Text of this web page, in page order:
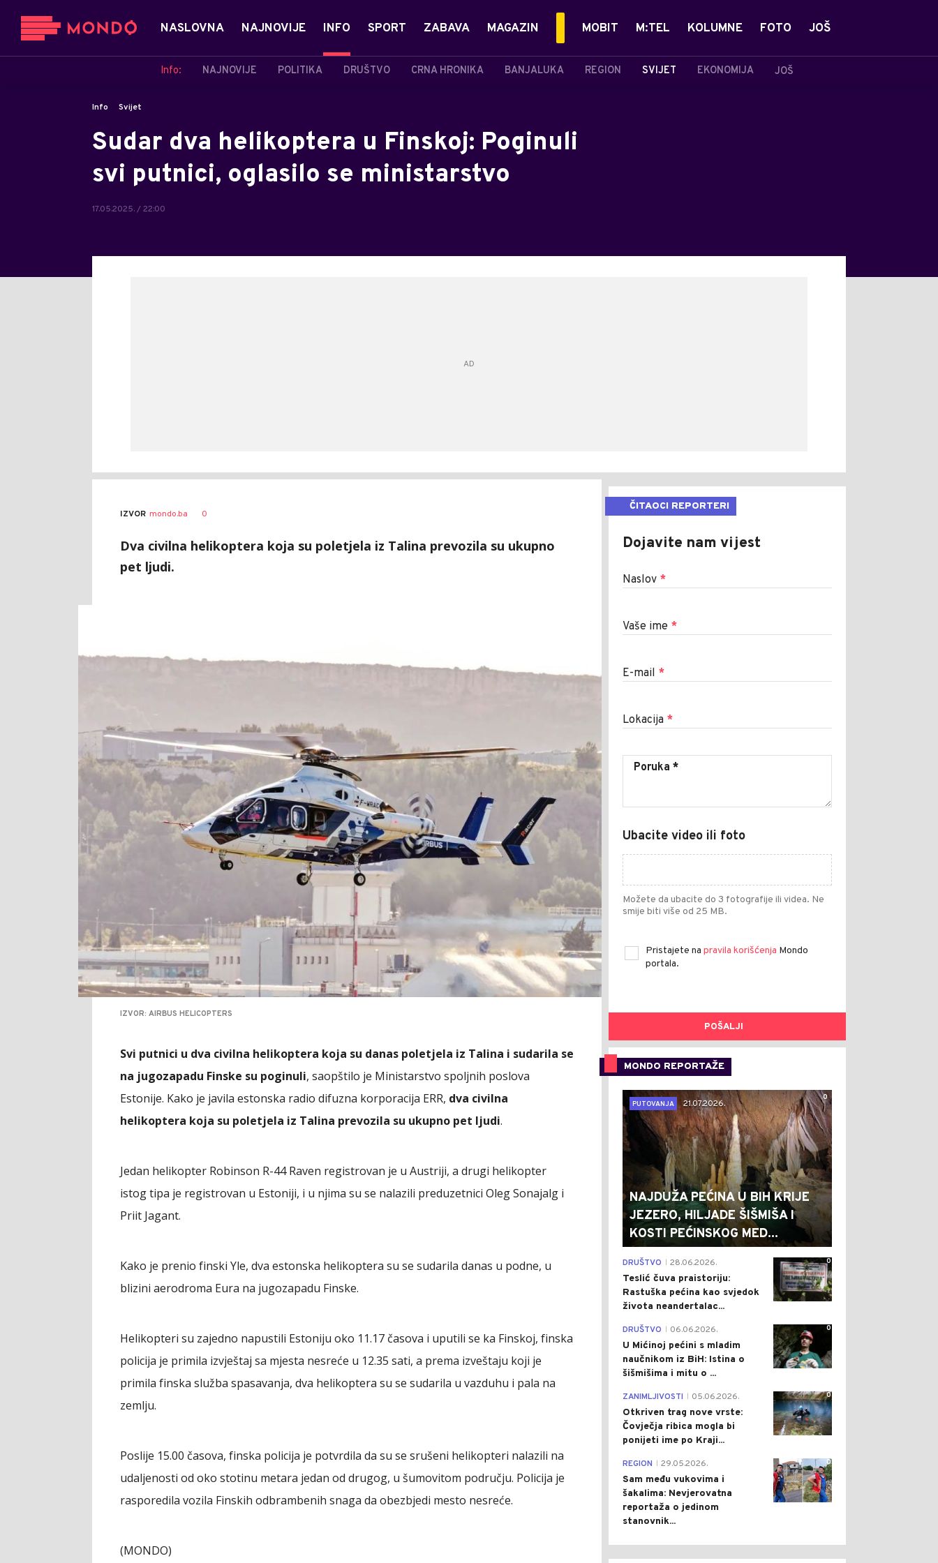
NASLOVNA NAJNOVIJE INFO
Info: NAJNOVIJE POLITIKA DRUŠTVO CRNA HRONIKA BANJALUKA REGION SVIJET EKONOMIJA JOŠ
SPORT ZABAVA MAGAZIN MOBIT M:TEL KOLUMNE FOTO JOŠ
Info Svijet
Sudar dva helikoptera u Finskoj: Poginuli
svi putnici, oglasilo se ministarstvo
17.05.2025. / 22:00
IZVOR mondo.ba 0
Dva civilna helikoptera koja su poletjela iz Talina prevozila su ukupno
pet ljudi.
IZVOR: AIRBUS HELICOPTERS
Svi putnici u dva civilna helikoptera koja su danas poletjela iz Talina i sudarila se
na jugozapadu Finske su poginuli, saopštilo je Ministarstvo spoljnih poslova
Estonije. Kako je javila estonska radio difuzna korporacija ERR, dva civilna
helikoptera koja su poletjela iz Talina prevozila su ukupno pet ljudi.
Jedan helikopter Robinson R-44 Raven registrovan je u Austriji, a drugi helikopter
istog tipa je registrovan u Estoniji, i u njima su se nalazili preduzetnici Oleg Sonajalg i
Priit Jagant.
Kako je prenio finski Yle, dva estonska helikoptera su se sudarila danas u podne, u
blizini aerodroma Eura na jugozapadu Finske.
Helikopteri su zajedno napustili Estoniju oko 11.17 časova i uputili se ka Finskoj, finska
policija je primila izvještaj sa mjesta nesreće u 12.35 sati, a prema izveštaju koji je
primila finska služba spasavanja, dva helikoptera su se sudarila u vazduhu i pala na
zemlju.
Poslije 15.00 časova, finska policija je potvrdila da su se srušeni helikopteri nalazili na
udaljenosti od oko stotinu metara jedan od drugog, u šumovitom području. Policija je
rasporedila vozila Finskih odbrambenih snaga da obezbjedi mesto nesreće.
(MONDO)
ČITAOCI REPORTERI
Dojavite nam vijest
Naslov *
Vaše ime *
E-mail *
Lokacija *
Ubacite video ili foto
Možete da ubacite do 3 fotografije ili videa. Ne
smije biti više od 25 MB.
Pristajete na pravila korišćenja Mondo
portala.
POŠALJI
MONDO REPORTAŽE
0
PUTOVANJA
21.07.2026.
NAJDUŽA PEĆINA U BIH KRIJE
JEZERO, HILJADE ŠIŠMIŠA I
KOSTI PEĆINSKOG MED...
0
DRUŠTVO 28.06.2026.
Teslić čuva praistoriju:
Rastuška pećina kao svjedok
života neandertalac...
0
DRUŠTVO 06.06.2026.
U Mićinoj pećini s mladim
naučnikom iz BiH: Istina o
šišmišima i mitu o ...
0
ZANIMLJIVOSTI 05.06.2026.
Otkriven trag nove vrste:
Čovječja ribica mogla bi
ponijeti ime po Kraji...
0
REGION 29.05.2026.
Sam među vukovima i
šakalima: Nevjerovatna
reportaža o jedinom
stanovnik...